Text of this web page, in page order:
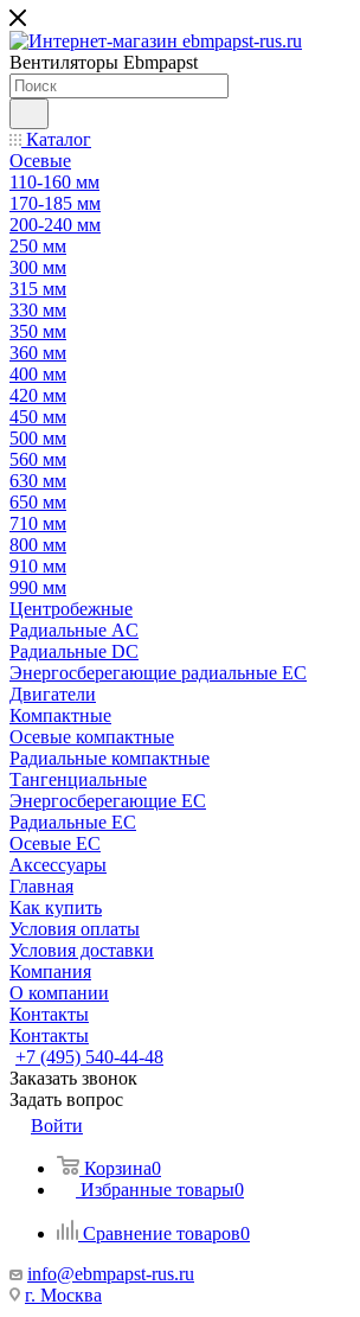
Вентиляторы Ebmpapst
Каталог
Осевые
110-160 мм
170-185 мм
200-240 мм
250 мм
300 мм
315 мм
330 мм
350 мм
360 мм
400 мм
420 мм
450 мм
500 мм
560 мм
630 мм
650 мм
710 мм
800 мм
910 мм
990 мм
Центробежные
Радиальные AC
Радиальные DC
Энергосберегающие радиальные EC
Двигатели
Компактные
Осевые компактные
Радиальные компактные
Тангенциальные
Энергосберегающие EC
Радиальные EC
Осевые EC
Аксессуары
Главная
Как купить
Условия оплаты
Условия доставки
Компания
О компании
Контакты
Контакты
+7 (495) 540-44-48
Заказать звонок
Задать вопрос
Войти
Корзина0
Избранные товары0
Сравнение товаров0
info@ebmpapst-rus.ru
г. Москва